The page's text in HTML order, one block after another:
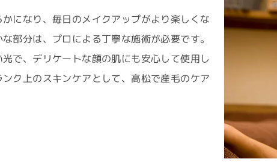
になり、毎日のメイクアップがより楽しくな
部分は、プロによる丁寧な施術が必要です。
で、デリケートな顔の肌にも安心して使用し
ク上のスキンケアとして、高松で産毛のケア